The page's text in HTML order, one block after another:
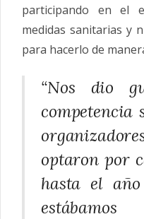
participando en el
medidas sanitarias y
para hacerlo de
“Nos dio
competencia
optaron por
hasta el año